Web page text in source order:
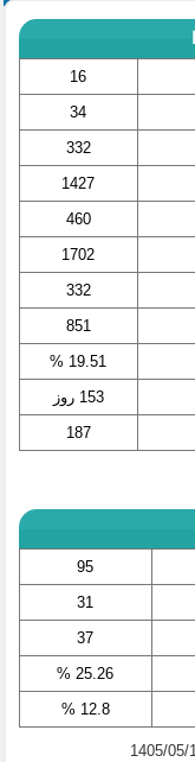
16
34
332
1427
460
1702
332
851
19.51 %
153 روز
187
95
31
37
25.26 %
12.8 %